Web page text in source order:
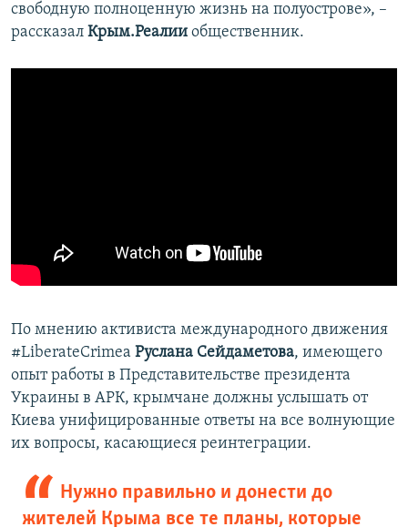
свободную полноценную жизнь на полуострове», –
рассказал Крым.Реалии общественник.
По мнению активиста международного движения
#LiberateCrimea Руслана Сейдаметова, имеющего
опыт работы в Представительстве президента
Украины в АРК, крымчане должны услышать от
Киева унифицированные ответы на все волнующие
их вопросы, касающиеся реинтеграции.
Нужно правильно и донести до
жителей Крыма все те планы, которые